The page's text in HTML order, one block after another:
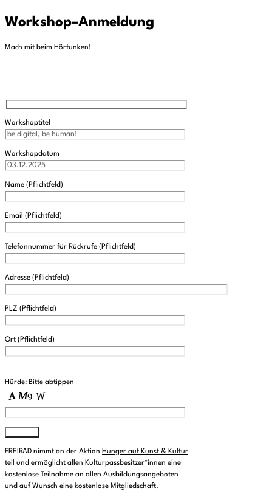
Workshop–Anmeldung
Mach mit beim Hörfunken!
Workshoptitel
Workshopdatum
Name (Pflichtfeld)
Email (Pflichtfeld)
Telefonnummer für Rückrufe (Pflichtfeld)
Adresse (Pflichtfeld)
PLZ (Pflichtfeld)
Ort (Pflichtfeld)
Hürde: Bitte abtippen
FREIRAD nimmt an der Aktion Hunger auf Kunst & Kultur
teil und ermöglicht allen Kulturpassbesitzer*innen eine
kostenlose Teilnahme an allen Ausbildungsangeboten
und auf Wunsch eine kostenlose Mitgliedschaft.